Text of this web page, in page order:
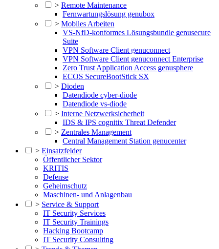
> Remote Maintenance
Fernwartungslösung genubox
> Mobiles Arbeiten
VS-NfD-konformes Lösungsbundle genusecure
Suite
VPN Software Client genuconnect
VPN Software Client genuconnect Enterprise
Zero Trust Application Access genusphere
ECOS SecureBootStick SX
> Dioden
Datendiode cyber-diode
Datendiode vs-diode
> Interne Netzwerksicherheit
IDS & IPS cognitix Threat Defender
> Zentrales Management
Central Management Station genucenter
> Einsatzfelder
Öffentlicher Sektor
KRITIS
Defense
Geheimschutz
Maschinen- und Anlagenbau
> Service & Support
IT Security Services
IT Security Trainings
Hacking Bootcamp
IT Security Consulting